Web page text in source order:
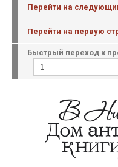
Перейти на
Перейти на первую
Быстрый переход к